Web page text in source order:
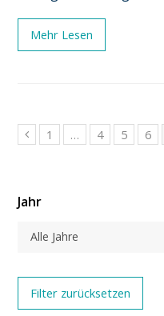
Mehr Lesen
1 … 4 5 6
Jahr
Alle Jahre